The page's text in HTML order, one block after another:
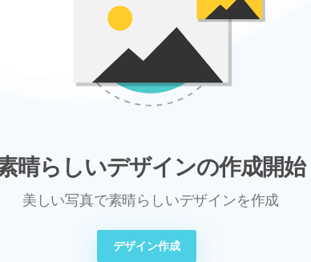
晴らしいデザインの作成開始
美しい写真で素晴らしいデザインを作成
デザイン作成